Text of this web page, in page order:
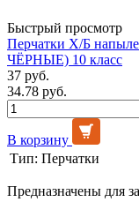
Быстрый просмотр
Перчатки Х/Б
ЧЁРНЫЕ) 10 класс
37 руб.
34.78 руб.
В корзину
Тип: Перчатки
Предназначены для